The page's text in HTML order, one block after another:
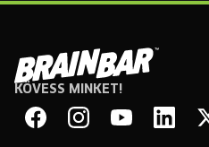
Brain
Bar
KÖVESS MINKET!